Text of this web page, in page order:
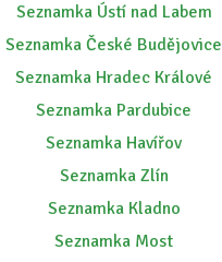
Seznamka Ústí nad Labem
Seznamka České Budějovice
Seznamka Hradec Králové
Seznamka Pardubice
Seznamka Havířov
Seznamka Zlín
Seznamka Kladno
Seznamka Most